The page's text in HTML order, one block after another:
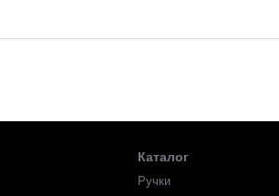
на персональный ключ.
Каталог
Ручки